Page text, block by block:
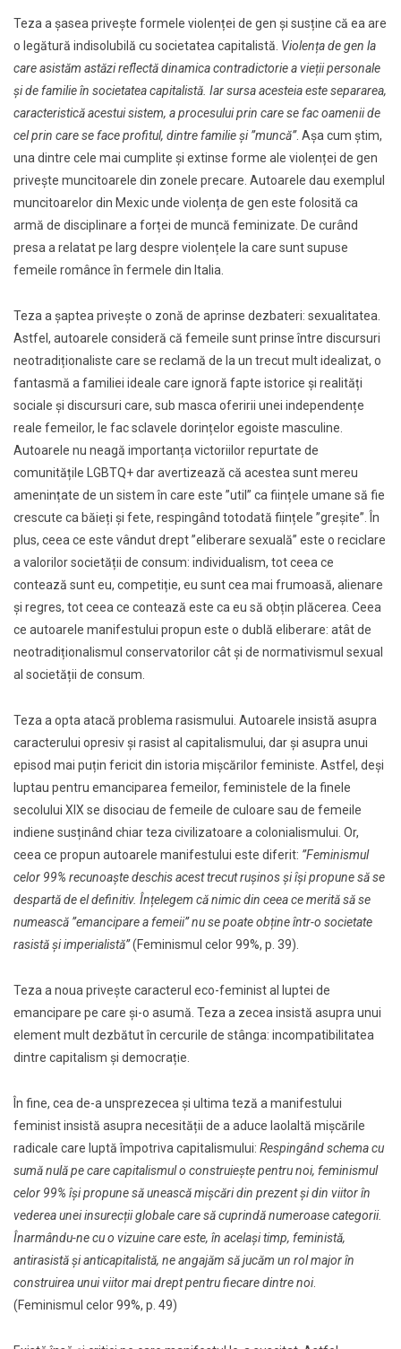
Teza a șasea privește formele violenței de gen și susține că ea are
o legătură indisolubilă cu societatea capitalistă. Violența de gen la
care asistăm astăzi reflectă dinamica contradictorie a vieții personale
și de familie în societatea capitalistă. Iar sursa acesteia este separarea,
caracteristică acestui sistem, a procesului prin care se fac oamenii de
cel prin care se face profitul, dintre familie și ”muncă”. Așa cum știm,
una dintre cele mai cumplite și extinse forme ale violenței de gen
privește muncitoarele din zonele precare. Autoarele dau exemplul
muncitoarelor din Mexic unde violența de gen este folosită ca
armă de disciplinare a forței de muncă feminizate. De curând
presa a relatat pe larg despre violențele la care sunt supuse
femeile românce în fermele din Italia.
Teza a șaptea privește o zonă de aprinse dezbateri: sexualitatea.
Astfel, autoarele consideră că femeile sunt prinse între discursuri
neotradiționaliste care se reclamă de la un trecut mult idealizat, o
fantasmă a familiei ideale care ignoră fapte istorice și realități
sociale și discursuri care, sub masca oferirii unei independențe
reale femeilor, le fac sclavele dorințelor egoiste masculine.
Autoarele nu neagă importanța victoriilor repurtate de
comunitățile LGBTQ+ dar avertizează că acestea sunt mereu
amenințate de un sistem în care este ”util” ca ființele umane să fie
crescute ca băieți și fete, respingând totodată ființele ”greșite”. În
plus, ceea ce este vândut drept ”eliberare sexuală” este o reciclare
a valorilor societății de consum: individualism, tot ceea ce
contează sunt eu, competiție, eu sunt cea mai frumoasă, alienare
și regres, tot ceea ce contează este ca eu să obțin plăcerea. Ceea
ce autoarele manifestului propun este o dublă eliberare: atât de
neotradiționalismul conservatorilor cât și de normativismul sexual
al societății de consum.
Teza a opta atacă problema rasismului. Autoarele insistă asupra
caracterului opresiv și rasist al capitalismului, dar și asupra unui
episod mai puțin fericit din istoria mișcărilor feministe. Astfel, deși
luptau pentru emanciparea femeilor, feministele de la finele
secolului XIX se disociau de femeile de culoare sau de femeile
indiene susținând chiar teza civilizatoare a colonialismului. Or,
ceea ce propun autoarele manifestului este diferit: ”Feminismul
celor 99% recunoaște deschis acest trecut rușinos și își propune să se
despartă de el definitiv. Înțelegem că nimic din ceea ce merită să se
numească ”emancipare a femeii” nu se poate obține într-o societate
rasistă și imperialistă”(Feminismul celor 99%, p. 39).
Teza a noua privește caracterul eco-feminist al luptei de
emancipare pe care și-o asumă. Teza a zecea insistă asupra unui
element mult dezbătut în cercurile de stânga: incompatibilitatea
dintre capitalism și democrație.
În fine, cea de-a unsprezecea și ultima teză a manifestului
feminist insistă asupra necesității de a aduce laolaltă mișcările
radicale care luptă împotriva capitalismului: Respingând schema cu
sumă nulă pe care capitalismul o construiește pentru noi, feminismul
celor 99% își propune să unească mișcări din prezent și din viitor în
vederea unei insurecții globale care să cuprindă numeroase categorii.
Înarmându-ne cu o vizuine care este, în același timp, feministă,
antirasistă și anticapitalistă, ne angajăm să jucăm un rol major în
construirea unui viitor mai drept pentru fiecare dintre noi.
(Feminismul celor 99%, p. 49)